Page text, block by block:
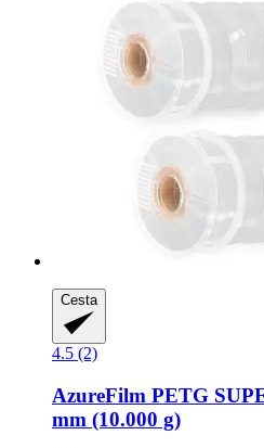
Cesta
4.5 (2)
AzureFilm PETG
mm (10.000 g)